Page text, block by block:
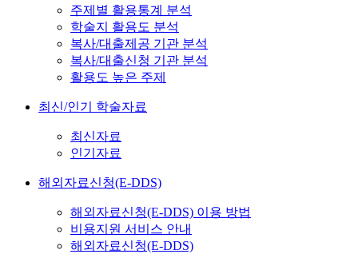
주제별 활용통계 분석
학술지 활용도 분석
복사/대출제공 기관 분석
복사/대출신청 기관 분석
활용도 높은 주제
최신/인기 학술자료
최신자료
인기자료
해외자료신청(E-DDS)
해외자료신청(E-DDS) 이용 방법
비용지원 서비스 안내
해외자료신청(E-DDS)